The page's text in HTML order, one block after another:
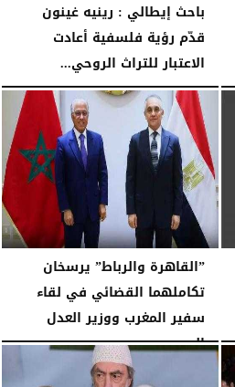
باحث إيطالي : رينيه غينون
قدّم رؤية فلسفية أعادت
الاعتبار للتراث الروحي...
الثلاثاء، 21 يوليو 2026 03:05 مـ
”القاهرة والرباط” يرسخان
تكاملهما القضائي في لقاء
سفير المغرب ووزير العدل
المصري...
الثلاثاء، 30 يونيو 2026 08:35 مـ